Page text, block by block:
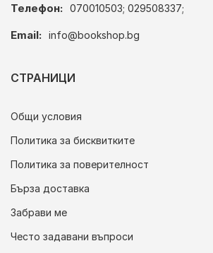
Телефон: 070010503; 029508337;
Email: info@bookshop.bg
СТРАНИЦИ
Общи условия
Политика за бисквитките
Политика за поверителност
Бърза доставка
Забрави ме
Често задавани въпроси